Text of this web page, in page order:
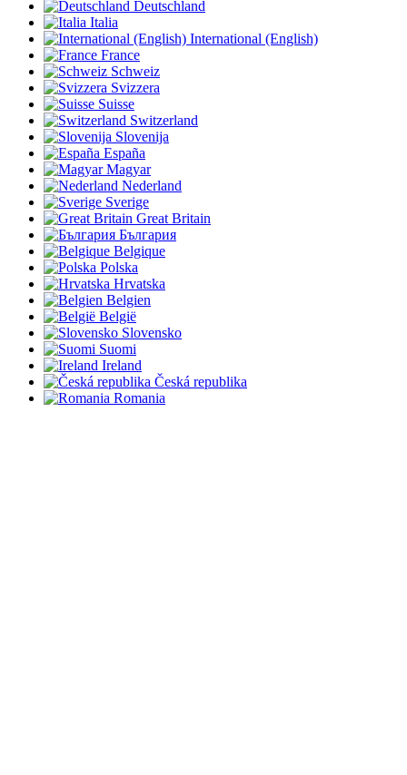
Deutschland
Italia
International (English)
France
Schweiz
Svizzera
Suisse
Switzerland
Slovenija
España
Magyar
Nederland
Sverige
Great Britain
България
Belgique
Polska
Hrvatska
Belgien
België
Slovensko
Suomi
Ireland
Česká republika
Romania